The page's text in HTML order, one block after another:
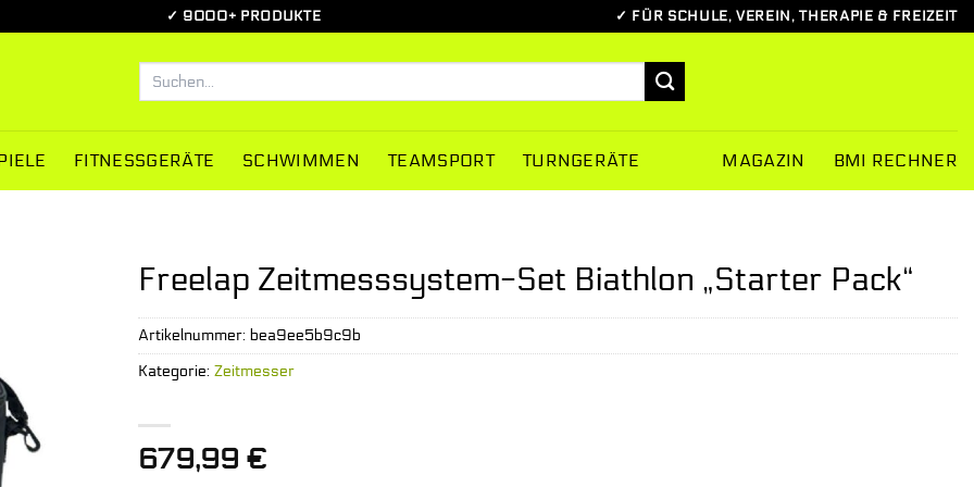
✓ 9000+ PRODUKTE ✓ FÜR SCHULE, VEREIN, THERAPIE & FREIZEIT
Suchen
FITNESSGERÄTE SCHWIMMEN TEAMSPORT TURNGERÄTE MAGAZIN BMI RECHNER
Freelap Zeitmesssystem-Set Biathlon „Starter Pack“
679,99 €
Artikelnummer: bea9ee5b9c9b
Kategorie: Zeitmesser